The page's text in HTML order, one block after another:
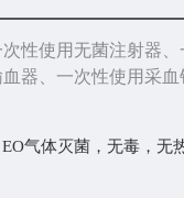
性使用无菌注射器、
器、一次性使用采血
气体灭菌，无毒，无